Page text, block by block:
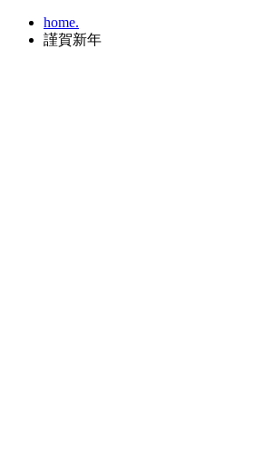
home.
謹賀新年